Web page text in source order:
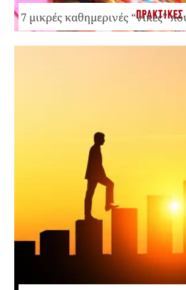
ΠΡΑΚΤΙΚΕΣ
7 μικρές καθημερινές “νίκες”